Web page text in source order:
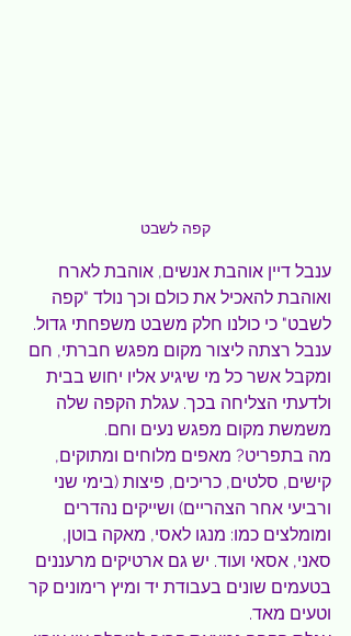
קפה לשבט
ענבל דיין אוהבת אנשים, אוהבת לארח
ואוהבת להאכיל את כולם וכך נולד "קפה
לשבט" כי כולנו חלק משבט משפחתי גדול.
ענבל רצתה ליצור מקום מפגש חברתי, חם
ומקבל אשר כל מי שיגיע אליו יחוש בבית
ולדעתי הצליחה בכך. עגלת הקפה שלה
משמשת מקום מפגש נעים וחם.
מה בתפריט? מאפים מלוחים ומתוקים,
קישים, סלטים, כריכים, פיצות (בימי שני
ורביעי אחר הצהריים) ושייקים נהדרים
ומומלצים כמו: מנגו לאסי, מאקה בוטן,
סאני, אסאי ועוד. יש גם ארטיקים מרעננים
בטעמים שונים בעבודת יד ומיץ רימונים קר
וטעים מאד.